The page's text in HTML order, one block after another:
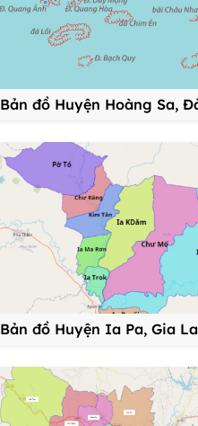
Bản đồ Huyện Hoàng Sa,
Bản đồ Huyện Ia Pa, Gia